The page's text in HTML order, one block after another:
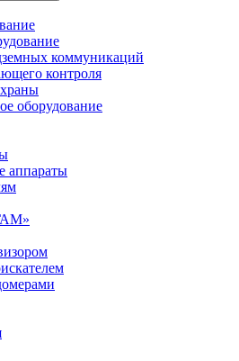
коммуникаций
контроля
оборудование
аппараты